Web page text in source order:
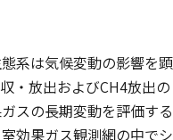
系は気候変動の影響を顕
・放出およびCH4放出の
スの長期変動を評価する
効果ガス観測網の中でシ